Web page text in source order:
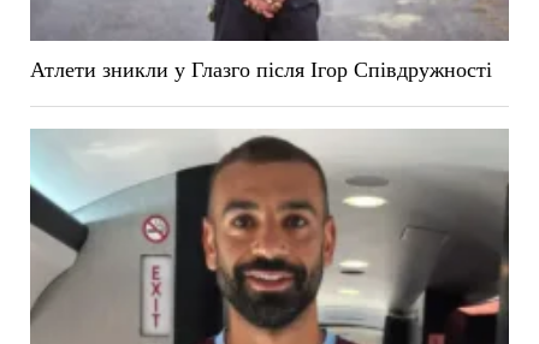
Атлети зникли у Глазго після Ігор Співдружності